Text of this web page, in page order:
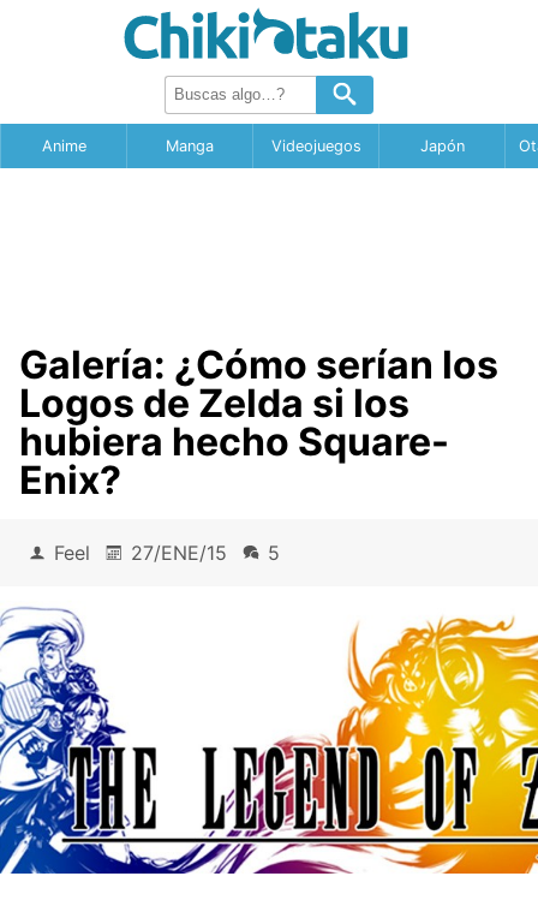
Anime Manga Videojuegos Japón
Galería: ¿Cómo serían los
Logos de Zelda si los
hubiera hecho Square-
Enix?
Feel 27/ENE/15 5